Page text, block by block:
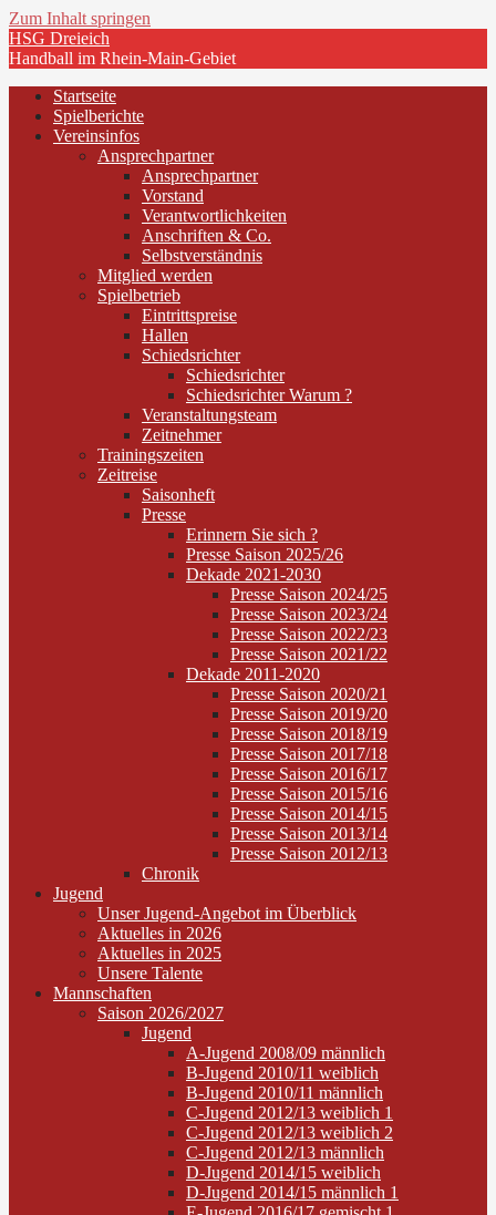
Zum Inhalt springen
HSG Dreieich
Handball im Rhein-Main-Gebiet
Startseite
Spielberichte
Vereinsinfos
Ansprechpartner
Ansprechpartner
Vorstand
Verantwortlichkeiten
Anschriften & Co.
Selbstverständnis
Mitglied werden
Spielbetrieb
Eintrittspreise
Hallen
Schiedsrichter
Schiedsrichter
Schiedsrichter Warum ?
Veranstaltungsteam
Zeitnehmer
Trainingszeiten
Zeitreise
Saisonheft
Presse
Erinnern Sie sich ?
Presse Saison 2025/26
Dekade 2021-2030
Presse Saison 2024/25
Presse Saison 2023/24
Presse Saison 2022/23
Presse Saison 2021/22
Dekade 2011-2020
Presse Saison 2020/21
Presse Saison 2019/20
Presse Saison 2018/19
Presse Saison 2017/18
Presse Saison 2016/17
Presse Saison 2015/16
Presse Saison 2014/15
Presse Saison 2013/14
Presse Saison 2012/13
Chronik
Jugend
Unser Jugend-Angebot im Überblick
Aktuelles in 2026
Aktuelles in 2025
Unsere Talente
Mannschaften
Saison 2026/2027
Jugend
A-Jugend 2008/09 männlich
B-Jugend 2010/11 weiblich
B-Jugend 2010/11 männlich
C-Jugend 2012/13 weiblich 1
C-Jugend 2012/13 weiblich 2
C-Jugend 2012/13 männlich
D-Jugend 2014/15 weiblich
D-Jugend 2014/15 männlich 1